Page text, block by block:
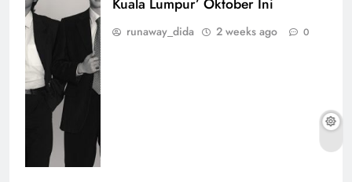
Kuala Lumpur’ Oktober Ini
runaway_dida 2 weeks ago 0